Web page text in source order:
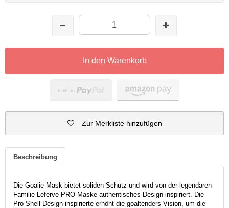
In den Warenkorb
Zur Merkliste hinzufügen
Beschreibung
Die Goalie Mask bietet soliden Schutz und wird von der legendären
Familie Leferve PRO Maske authentisches Design inspiriert. Die
Pro-Shell-Design inspirierte erhöht die goaltenders Vision, um die